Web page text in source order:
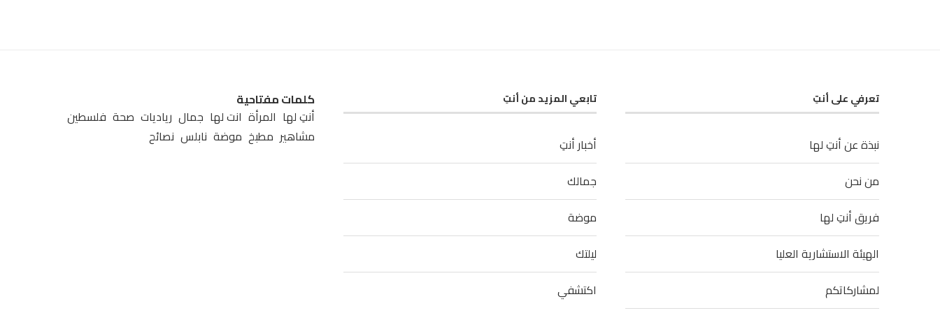
تعرفي على أنتِ
نبذة عن أنتِ لها
من نحن
فريق أنتِ لها
الهيئة الاستشارية العليا
لمشاركاتكم
تابعي المزيد من أنتِ
أخبار أنتِ
جمالك
موضة
ليلتك
اكتشفي
كلمات مفتاحية
أنتِ لها المرأة انت لها جمال رياديات صحة فلسطين
مشاهير مطبخ موضة نابلس نصائح